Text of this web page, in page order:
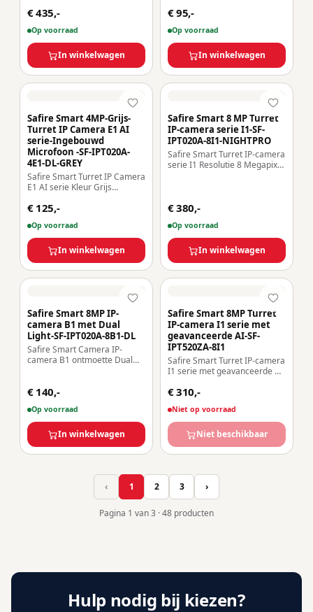
Megapixel (3840×2160) Lens
Luidspreker | Dual Light 40m
AI: Classificatie van mens en
voertuig Weerbestendigheid
IP67 | PoE (IEEE802.3af)
€ 435,-
Op voorraad
In winkelwagen
(2566×1440) Lens 2.8 mm | IR
Weerbestendigheid IP67 &
IK10 | PoE (IEEE802.3af)
€ 95,-
Op voorraad
In winkelwagen
Safire Smart 4MP-Grijs-
Turret IP Camera E1 AI
serie-Ingebouwd
Microfoon -SF-IPT020A-
4E1-DL-GREY
Safire Smart Turret IP Camera
E1 AI serie Kleur Grijs
(2566×1440) Lens 2.8 mm |
30m AI: Classificatie van
mens en voertuig
Weerbestendigheid IP67 |
PoE (IEEE802.3af) | P2P
€ 125,-
Op voorraad
In winkelwagen
Safire Smart 8 MP Turret
IP-camera serie I1-SF-
IPT020A-8I1-NIGHTPRO
Safire Smart Turret IP-camera
serie I1 Resolutie 8 Megapixel
voertuigen
Weerbestendigheid IP67 |
PoE (IEEE802.3af)
€ 380,-
Op voorraad
In winkelwagen
Safire Smart 8MP IP-
camera B1 met Dual
Light-SF-IPT020A-8B1-DL
Safire Smart Camera IP-
camera B1 ontmoette Dual
Geïntegreerde microfoon
20~30m Weerbestendigheid
IP67 | PoE (IEEE802.3af)
€ 140,-
Op voorraad
In winkelwagen
Safire Smart 8MP Turret
IP-camera I1 serie met
geavanceerde AI-SF-
IPT520ZA-8I1
Safire Smart Turret IP-camera
I1 serie met geavanceerde AI
(3840×2160) Gemotoriseerde
IR 50m AI
Geavanceerd:Menselijk,
voertuig en voertuig 2 wielen
Weerbestendigheid IP67 |
PoE (IEEE802.3a
€ 310,-
Niet op voorraad
Niet beschikbaar
‹ 1 2 3 ›
Pagina 1 van3 · 48 producten
Hulp nodig bij kiezen?